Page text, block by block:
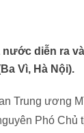
diễn ra
Vì, Hà Nội).
Trung ương
Phó Chủ